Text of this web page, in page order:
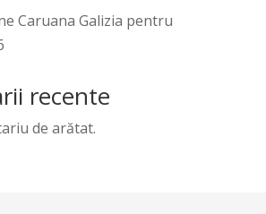
Caruana Galizia pentru
recente
de arătat.